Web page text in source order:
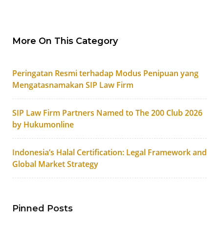
More On This Category
Peringatan Resmi terhadap Modus Penipuan yang
Mengatasnamakan SIP Law Firm
SIP Law Firm Partners Named to The 200 Club 2026
by Hukumonline
Indonesia’s Halal Certification: Legal Framework and
Global Market Strategy
Pinned Posts